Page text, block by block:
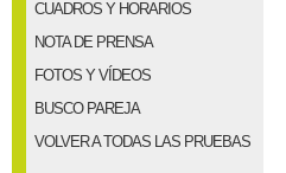
CUADROS Y HORARIOS
NOTA DE PRENSA
FOTOS Y VÍDEOS
BUSCO PAREJA
VOLVER A TODAS LAS PRUEBAS